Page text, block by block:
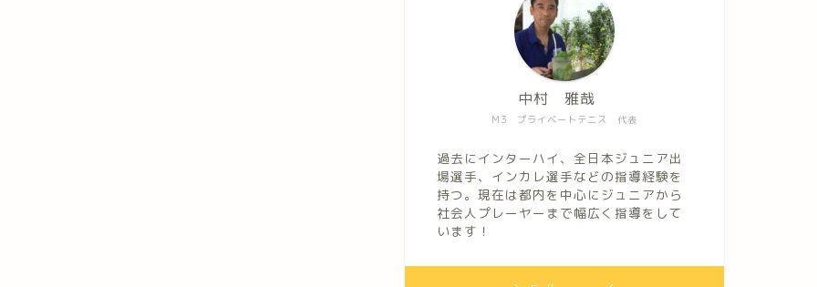
M3 プライベートテニス 代表
中村 雅哉
過去にインターハイ、全日本ジュニア出
場選手、インカレ選手などの指導経験を
持つ。現在は都内を中心にジュニアから
社会人プレーヤーまで幅広く指導をして
います！